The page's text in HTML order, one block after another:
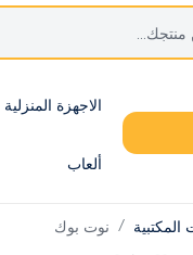
الاجهزة المنزلية
ألعاب
المكتبية نوت بوك